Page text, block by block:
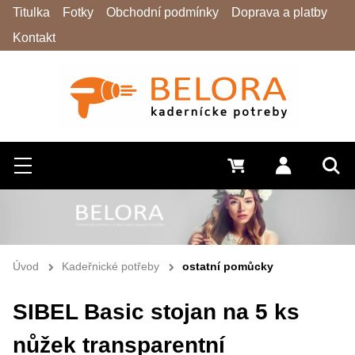
Hledat
Menu Přihlásit
0 Kč
Titulka Fotky Obchodní podmínky
Doprava a platby
Kontakt
Úvod Kadeřnické potřeby ostatní pomůcky
SIBEL Basic stojan na 5 ks
nůžek transparentní